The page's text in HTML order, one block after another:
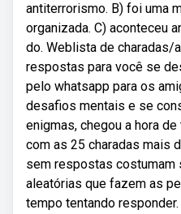
antiterrorismo. B) foi uma
organizada. C) aconteceu
do. Weblista de
respostas para você se
pelo whatsapp para os
desafios mentais e se
enigmas, chegou a hora
com as 25 charadas mais
sem respostas
aleatórias que fazem as
tempo tentando